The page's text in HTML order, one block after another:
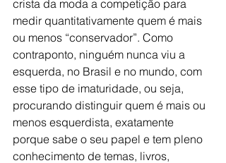
crista da moda a competição para
medir quantitativamente quem é mais
ou menos “conservador”. Como
contraponto, ninguém nunca viu a
esquerda, no Brasil e no mundo, com
esse tipo de imaturidade, ou seja,
procurando distinguir quem é mais ou
menos esquerdista, exatamente
porque sabe o seu papel e tem pleno
conhecimento de temas, livros,